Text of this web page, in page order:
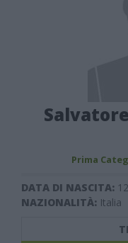
Prima
DATA DI NASCITA:
NAZIONALITÀ: Italia